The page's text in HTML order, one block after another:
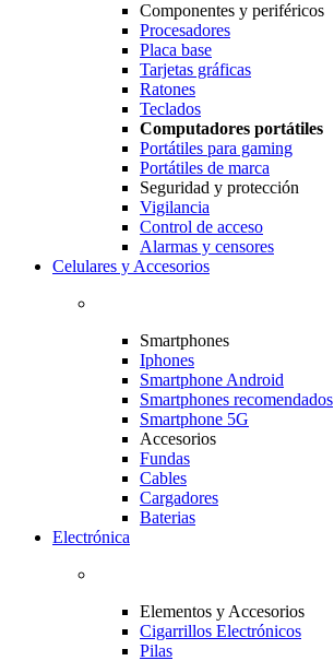
Componentes y periféricos
Procesadores
Placa base
Tarjetas gráficas
Ratones
Teclados
Computadores portátiles
Portátiles para gaming
Portátiles de marca
Seguridad y protección
Vigilancia
Control de acceso
Alarmas y censores
Celulares y Accesorios
Smartphones
Iphones
Smartphone Android
Smartphones recomendados
Smartphone 5G
Accesorios
Fundas
Cables
Cargadores
Baterias
Electrónica
Elementos y Accesorios
Cigarrillos Electrónicos
Pilas